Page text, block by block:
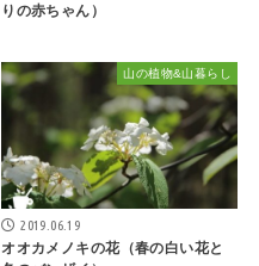
りの赤ちゃん）
山の植物&山暮らし
2019.06.19
オオカメノキの花（春の白い花と